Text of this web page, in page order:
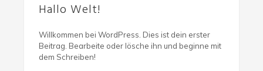
Hallo Welt!
Willkommen bei WordPress. Dies ist dein erster
Beitrag. Bearbeite oder lösche ihn und beginne mit
dem Schreiben!